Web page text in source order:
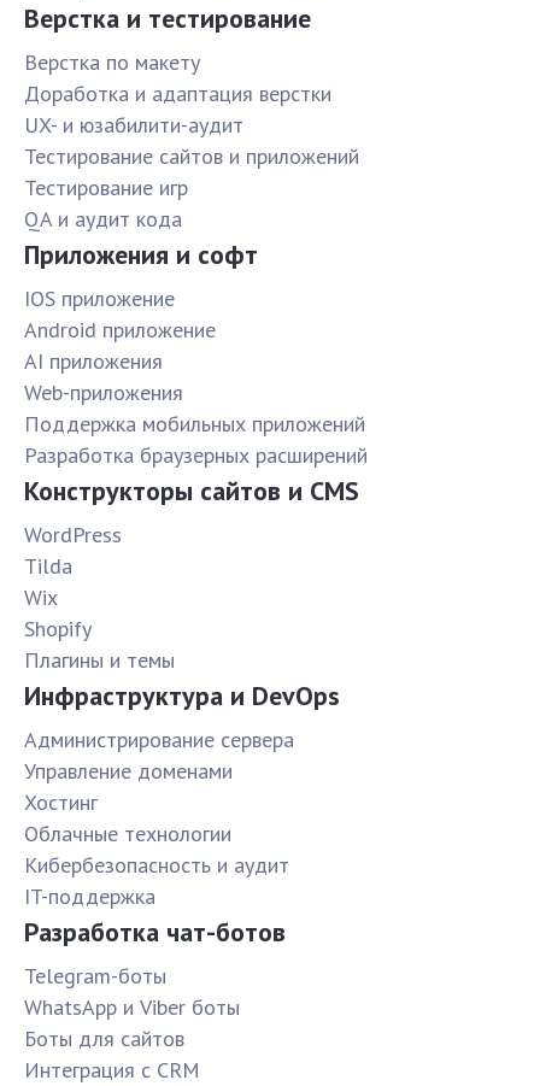
Верстка и тестирование
Верстка по макету
Доработка и адаптация верстки
UX- и юзабилити-аудит
Тестирование сайтов и приложений
Тестирование игр
QA и аудит кода
Приложения и софт
IOS приложение
Android приложение
AI приложения
Web-приложения
Поддержка мобильных приложений
Разработка браузерных расширений
Конструкторы сайтов и CMS
WordPress
Tilda
Wix
Shopify
Плагины и темы
Инфраструктура и DevOps
Администрирование сервера
Управление доменами
Хостинг
Облачные технологии
Кибербезопасность и аудит
IT-поддержка
Разработка чат-ботов
Telegram-боты
WhatsApp и Viber боты
Боты для сайтов
Интеграция с CRM